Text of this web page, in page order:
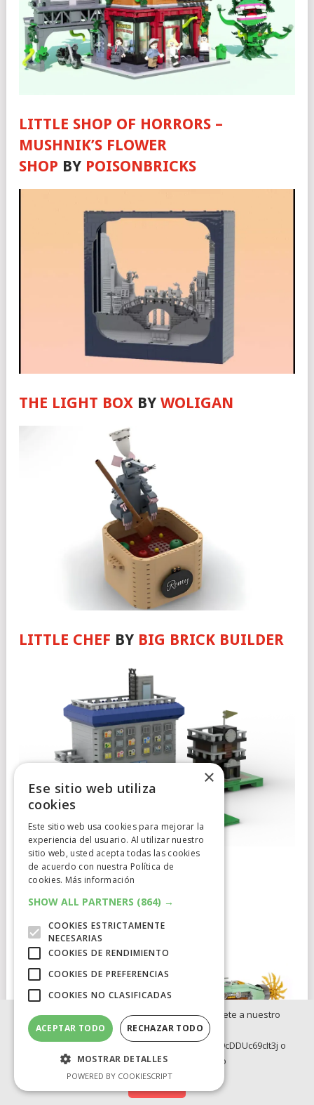
LITTLE SHOP OF HORRORS –
MUSHNIK’S FLOWER
SHOP BY POISONBRICKS
THE LIGHT BOX BY WOLIGAN
LITTLE CHEF BY BIG BRICK BUILDER
TOMODACHI LIFE
ESSENTIALSBYSPINYRAT
Si no quieres perderte ninguna novedad, únete a nuestro
WhatsApp:
https://whatsapp.com/channel/0029Va8BRdy9cDDUc69cIt3j o
Telegram: https://t.me/elcatalejo
×
Ese sitio web utiliza
cookies
Este sitio web usa cookies para mejorar la
experiencia del usuario. Al utilizar nuestro
sitio web, usted acepta todas las cookies
de acuerdo con nuestra Política de
cookies. Más información
SHOW ALL PARTNERS (864) →
COOKIES ESTRICTAMENTE
NECESARIAS
COOKIES DE RENDIMIENTO
COOKIES DE PREFERENCIAS
COOKIES NO CLASIFICADAS
ACEPTAR TODO RECHAZAR TODO
MOSTRAR DETALLES
POWERED BY COOKIESCRIPT